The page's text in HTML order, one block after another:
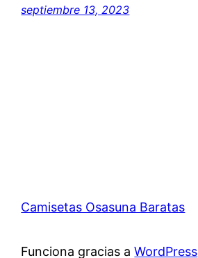
septiembre 13, 2023
Camisetas Osasuna Baratas
Funciona gracias aWordPress